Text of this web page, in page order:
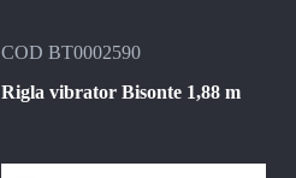
COD BT0002590
Rigla vibrator Bisonte 1,88 m